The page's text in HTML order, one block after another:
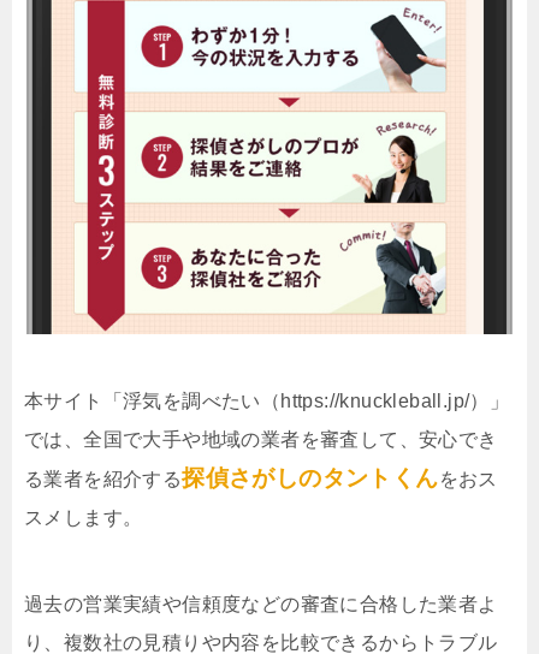
本サイト「浮気を調べたい（https://knuckleball.jp/）」
では、全国で大手や地域の業者を審査して、安心でき
る業者を紹介する探偵さがしのタントくんをおス
スメします。
過去の営業実績や信頼度などの審査に合格した業者よ
り、複数社の見積りや内容を比較できるからトラブル